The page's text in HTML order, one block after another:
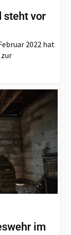
steht vor
2022 hat
im